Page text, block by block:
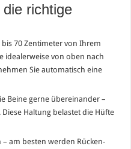
richtige
70 Zentimeter von Ihrem
idealerweise von oben nach
Sie automatisch eine
Beine gerne übereinander –
Haltung belastet die Hüfte
– am besten werden Rücken-